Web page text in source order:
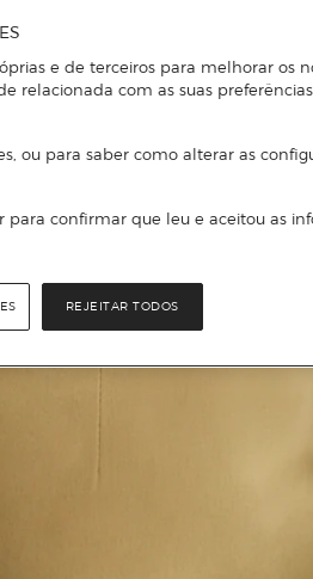
e de terceiros para melhorar os
relacionada com as suas
ou para saber como alterar as
para confirmar que leu e aceitou as
REJEITAR TODOS